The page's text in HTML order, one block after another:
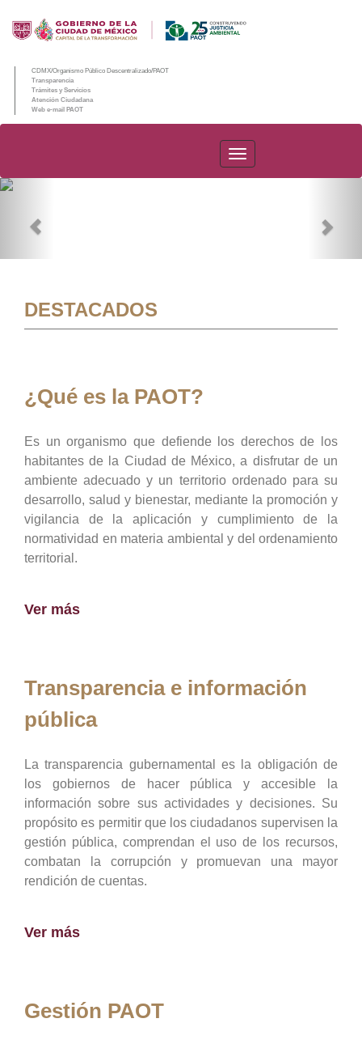
CDMX/Organismo Público Descentralizado/PAOT
Transparencia
Trámites y Servicios
Atención Ciudadana
Web e-mail PAOT
PAOT
DESTACADOS
¿Qué es la PAOT?
Es un organismo que defiende los derechos de los
habitantes de la Ciudad de México, a disfrutar de un
ambiente adecuado y un territorio ordenado para su
desarrollo, salud y bienestar, mediante la promoción y
vigilancia de la aplicación y cumplimiento de la
normatividad en materia ambiental y del ordenamiento
territorial.
Ver más
Transparencia e información
pública
La transparencia gubernamental es la obligación de
los gobiernos de hacer pública y accesible la
información sobre sus actividades y decisiones. Su
propósito es permitir que los ciudadanos supervisen la
gestión pública, comprendan el uso de los recursos,
combatan la corrupción y promuevan una mayor
rendición de cuentas.
Ver más
Gestión PAOT